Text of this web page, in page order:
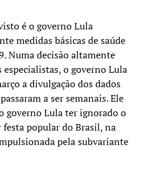
é o governo Lula
medidas básicas de saúde
Numa decisão altamente
o governo Lula
a divulgação dos dados
a ser semanais. Ele
governo Lula ter ignorado o
popular do Brasil, na
pela subvariante